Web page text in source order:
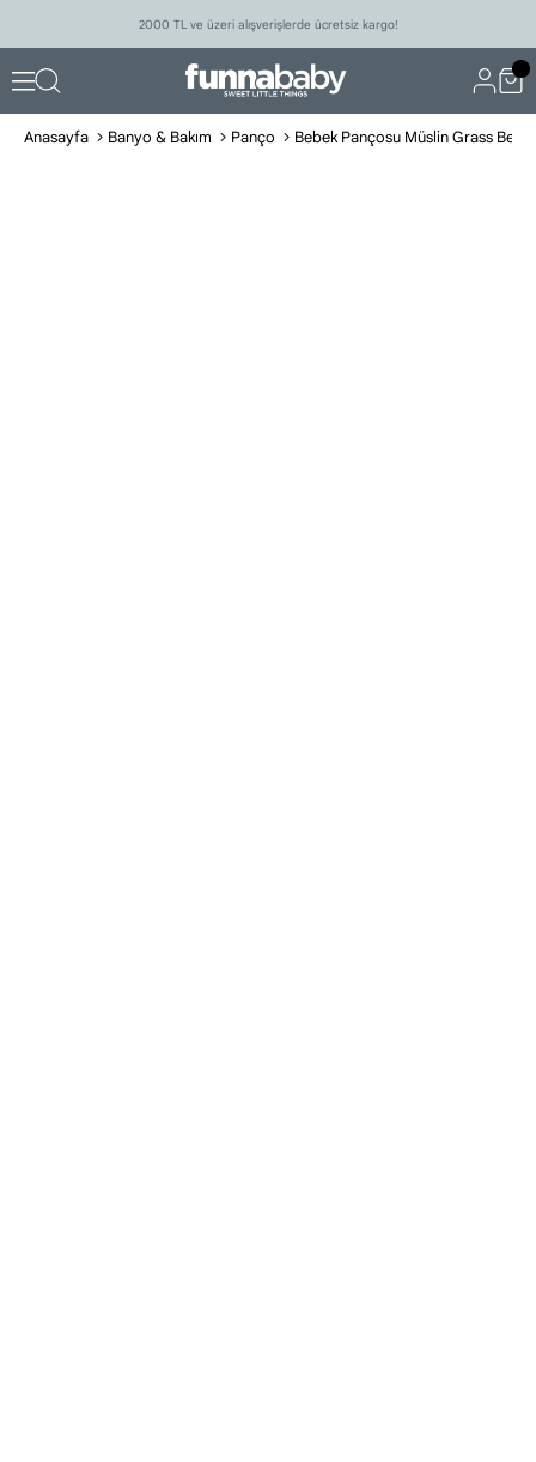
2000 TL ve üzeri alışverişlerde ücretsiz kargo!
Anasayfa Banyo & Bakım Panço Bebek Pançosu Müslin Grass Bej